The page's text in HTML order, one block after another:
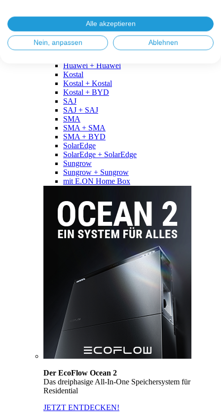
Fronius + BYD
GoodWe
GoodWe + GoodWe
GoodWe + BYD
Huawei + Huawei
Kostal
Kostal + Kostal
Kostal + BYD
SAJ
SAJ + SAJ
SMA
SMA + SMA
SMA + BYD
SolarEdge
SolarEdge + SolarEdge
Sungrow
Sungrow + Sungrow
mit E.ON Home Box
Der EcoFlow Ocean 2
Das dreiphasige All-In-One Speichersystem für
Residential
JETZT ENTDECKEN!
Alle akzeptieren
Nein, anpassen Ablehnen